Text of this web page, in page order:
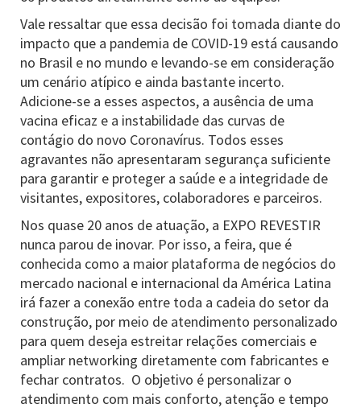
Vale ressaltar que essa decisão foi tomada diante do
impacto que a pandemia de COVID-19 está causando
no Brasil e no mundo e levando-se em consideração
um cenário atípico e ainda bastante incerto.
Adicione-se a esses aspectos, a ausência de uma
vacina eficaz e a instabilidade das curvas de
contágio do novo Coronavírus. Todos esses
agravantes não apresentaram segurança suficiente
para garantir e proteger a saúde e a integridade de
visitantes, expositores, colaboradores e parceiros.
Nos quase 20 anos de atuação, a EXPO REVESTIR
nunca parou de inovar. Por isso, a feira, que é
conhecida como a maior plataforma de negócios do
mercado nacional e internacional da América Latina
irá fazer a conexão entre toda a cadeia do setor da
construção, por meio de atendimento personalizado
para quem deseja estreitar relações comerciais e
ampliar networking diretamente com fabricantes e
fechar contratos. O objetivo é personalizar o
atendimento com mais conforto, atenção e tempo